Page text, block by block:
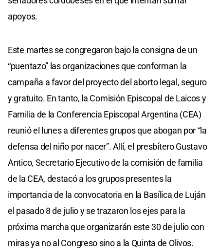
apoyos.
Este martes se congregaron bajo la consigna de un
“puentazo” las organizaciones que conforman la
campaña a favor del proyecto del aborto legal, seguro
y gratuito. En tanto, la Comisión Episcopal de Laicos y
Familia de la Conferencia Episcopal Argentina (CEA)
reunió el lunes a diferentes grupos que abogan por “la
defensa del niño por nacer”. Allí, el presbítero Gustavo
Antico, Secretario Ejecutivo de la comisión de familia
de la CEA, destacó a los grupos presentes la
importancia de la convocatoria en la Basílica de Luján
el pasado 8 de julio y se trazaron los ejes para la
próxima marcha que organizarán este 30 de julio con
miras ya no al Congreso sino a la Quinta de Olivos.